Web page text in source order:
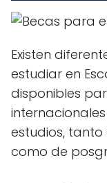
Existen
estudiar en
disponibles
estudios,
como de